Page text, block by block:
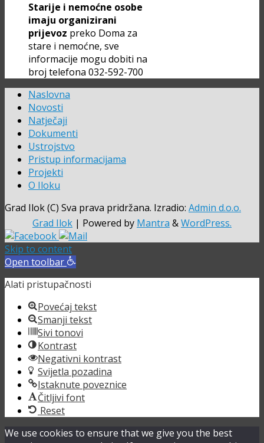
Starije i nemoćne osobe
imaju organizirani
prijevoz preko Doma za
stare i nemoćne, sve
informacije mogu dobiti na
broj telefona 032-592-700
Naslovna
Novosti
Natječaji
Dokumenti
Ustrojstvo
Pristup informacijama
Projekti
O Iloku
Grad Ilok (C) Sva prava pridržana. Izradio: Admin d.o.o.
Grad Ilok | Powered by Mantra &WordPress.
Skip to content
Open toolbar
Alati pristupačnosti
Povećaj tekst
Smanji tekst
Sivi tonovi
Kontrast
Negativni kontrast
Svijetla pozadina
Istaknute poveznice
Čitljivi font
Reset
We use cookies to ensure that we give you the best